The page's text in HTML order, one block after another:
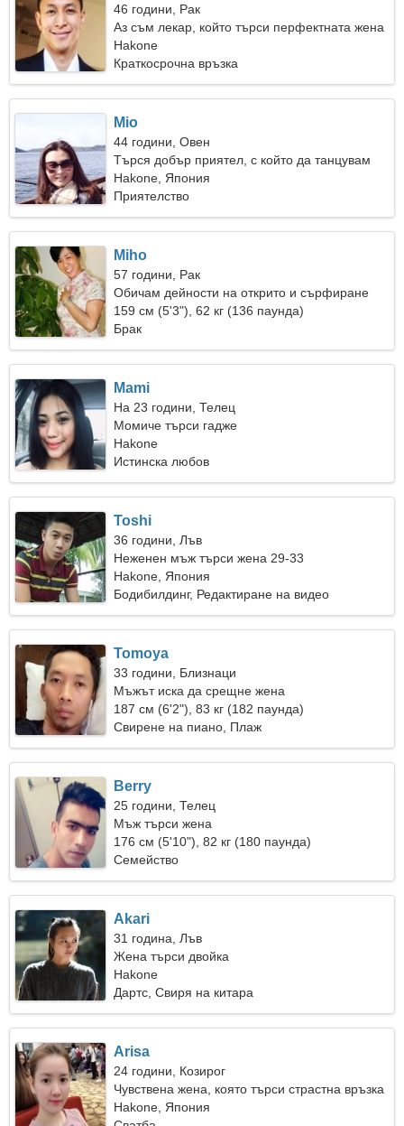
46 години, Рак
Аз съм лекар, който търси перфектната жена
Hakone
Краткосрочна връзка
Mio
44 години, Овен
Търся добър приятел, с който да танцувам
Hakone, Япония
Приятелство
Miho
57 години, Рак
Обичам дейности на открито и сърфиране
159 см (5'3"), 62 кг (136 паунда)
Брак
Mami
На 23 години, Телец
Момиче търси гадже
Hakone
Истинска любов
Toshi
36 години, Лъв
Неженен мъж търси жена 29-33
Hakone, Япония
Бодибилдинг, Редактиране на видео
Tomoya
33 години, Близнаци
Мъжът иска да срещне жена
187 см (6'2"), 83 кг (182 паунда)
Свирене на пиано, Плаж
Berry
25 години, Телец
Мъж търси жена
176 см (5'10"), 82 кг (180 паунда)
Семейство
Akari
31 година, Лъв
Жена търси двойка
Hakone
Дартс, Свиря на китара
Arisa
24 години, Козирог
Чувствена жена, която търси страстна връзка
Hakone, Япония